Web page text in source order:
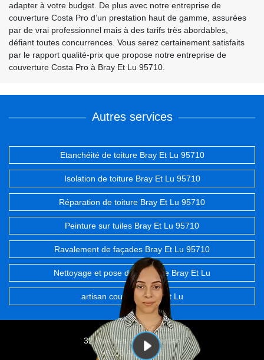
adapter à votre budget. De plus avec notre entreprise de
couverture Costa Pro d’un prestation haut de gamme, assurées
par de vrai professionnel mais à des tarifs très abordables,
défiant toutes concurrences. Vous serez certainement satisfaits
par le rapport qualité-prix que propose notre entreprise de
couverture Costa Pro à Bray Et Lu 95710.
Autres services
Etanchéité de toiture Bray Et Lu 95710
Isolation de toiture Bray Et Lu 95710
Réparation de toiture Bray Et Lu 95710
Peinture sur tuiles Bray Et Lu 95710
Ravalement de façades Bray Et Lu 95710
Nettoyage et pose de gouttière Bray Et Lu
artisan couvreur Bray Et Lu
32 Rue des chevrefeuilles
95100 Argenteuil